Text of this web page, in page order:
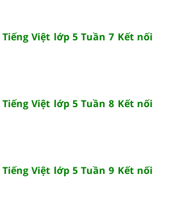
Việt lớp 5 Tuần 7 Kết nối
Việt lớp 5 Tuần 8 Kết nối
Việt lớp 5 Tuần 9 Kết nối